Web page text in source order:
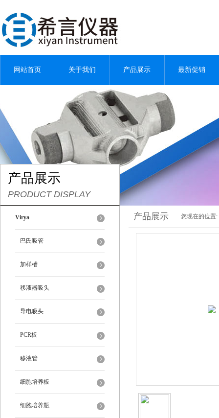
网站首页 关于我们 产品展示 最新促销
产品展示
PRODUCT DISPLAY
Virya
巴氏吸管
加样槽
移液器吸头
导电吸头
PCR板
移液管
细胞培养板
细胞培养瓶
产品展示 您现在的位置: